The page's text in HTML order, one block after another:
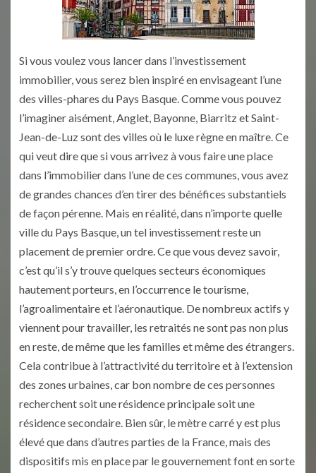
Si vous voulez vous lancer dans l’investissement
immobilier, vous serez bien inspiré en envisageant l’une
des villes-phares du Pays Basque. Comme vous pouvez
l’imaginer aisément, Anglet, Bayonne, Biarritz et Saint-
Jean-de-Luz sont des villes où le luxe règne en maître. Ce
qui veut dire que si vous arrivez à vous faire une place
dans l’immobilier dans l’une de ces communes, vous avez
de grandes chances d’en tirer des bénéfices substantiels
de façon pérenne. Mais en réalité, dans n’importe quelle
ville du Pays Basque, un tel investissement reste un
placement de premier ordre. Ce que vous devez savoir,
c’est qu’il s’y trouve quelques secteurs économiques
hautement porteurs, en l’occurrence le tourisme,
l’agroalimentaire et l’aéronautique. De nombreux actifs y
viennent pour travailler, les retraités ne sont pas non plus
en reste, de même que les familles et même des étrangers.
Cela contribue à l’attractivité du territoire et à l’extension
des zones urbaines, car bon nombre de ces personnes
recherchent soit une résidence principale soit une
résidence secondaire. Bien sûr, le mètre carré y est plus
élevé que dans d’autres parties de la France, mais des
dispositifs mis en place par le gouvernement font en sorte